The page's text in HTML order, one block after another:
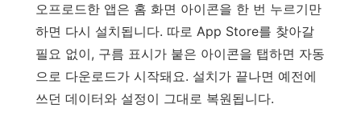
오프로드한 앱은 홈 화면 아이콘을 한 번 누르기만
하면 다시 설치됩니다. 따로 App Store를 찾아갈
필요 없이, 구름 표시가 붙은 아이콘을 탭하면 자동
으로 다운로드가 시작돼요. 설치가 끝나면 예전에
쓰던 데이터와 설정이 그대로 복원됩니다.